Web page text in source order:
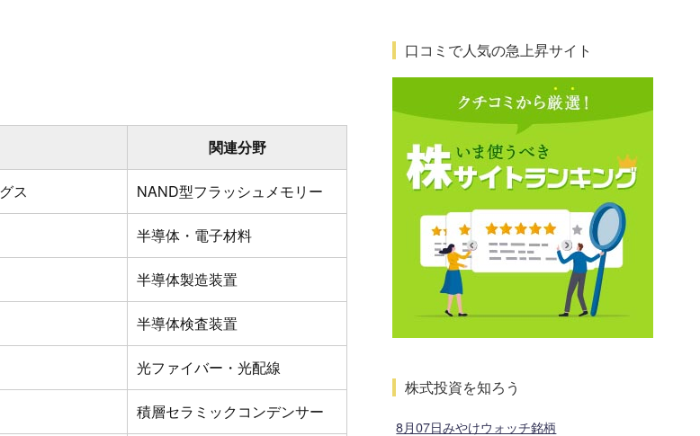
関連分野
ス NAND型フラッシュメモリー
半導体・電子材料
半導体製造装置
半導体検査装置
光ファイバー・光配線
積層セラミックコンデンサー
口コミで人気の急上昇サイト
株式投資を知ろう
8月07日みやけウォッチ銘柄